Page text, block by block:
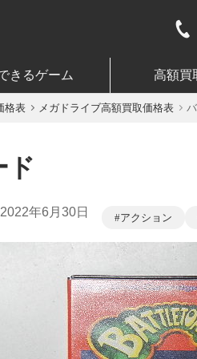
きるゲーム 高額買
格表 メガドライブ高額買取価格表
ド
2022年6月30日 アクション